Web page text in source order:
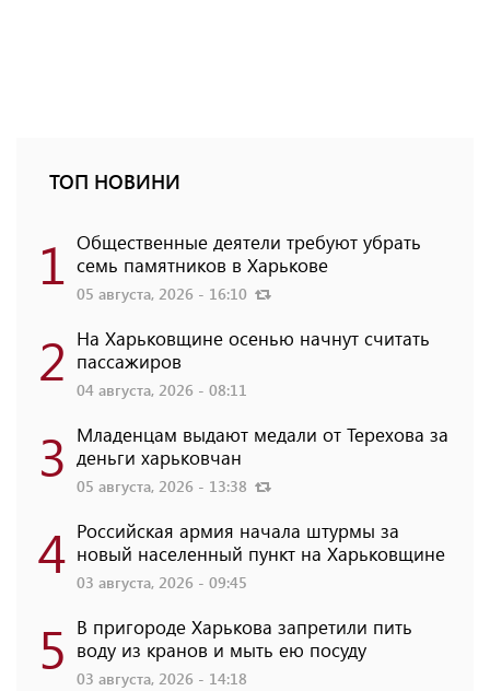
ТОП НОВИНИ
1 Общественные деятели требуют убрать
семь памятников в Харькове
05 августа, 2026 - 16:10
2 На Харьковщине осенью начнут считать
пассажиров
04 августа, 2026 - 08:11
3 Младенцам выдают медали от Терехова за
деньги харьковчан
05 августа, 2026 - 13:38
4 Российская армия начала штурмы за
новый населенный пункт на Харьковщине
03 августа, 2026 - 09:45
5 В пригороде Харькова запретили пить
воду из кранов и мыть ею посуду
03 августа, 2026 - 14:18